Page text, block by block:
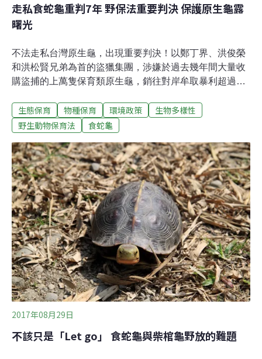
走私食蛇龜重判7年 野保法重要判決 保護原生龜露
曙光
不法走私台灣原生龜，出現重要判決！以鄭丁界、洪俊榮
和洪松賢兄弟為首的盜獵集團，涉嫌於過去幾年間大量收
購盜捕的上萬隻保育類原生龜，銷往對岸牟取暴利超過8
訴，初審判決書於上個月9日出爐，除了沒收不法所得，
三嫌各處以有期徒刑7年6月、5年10月、5年4月的重刑，
光。屏東科技大學助理教授陳添喜表示，本案偵查、判決
都極具指標性，是《野生動物保育法》執法重要里程碑，
保七總隊、南投地方檢察署、南投地方法院、林務局的表
現與堅持令人印象深刻，值得肯定！從暴利紀錄 重現原
生龜消失的面孔食蛇龜、柴棺龜這類生活在台灣的原生
龜，這幾年成了兩岸交流的「主角」，但卻是付出慘痛的
代價，透過不法者盜獵、收購，繼而走私的手段，成千上
萬的食蛇龜、柴棺龜憑空消失在原棲地。雖海巡、保七、
縣市政府警察人員曾破獲不少走私案例，但檢察官
生態保育 物種保育 環境政策
生物多樣性
野生動物保育法
食蛇龜
2017年08月29日
不該只是「Let go」 食蛇龜與柴棺龜野放的難題